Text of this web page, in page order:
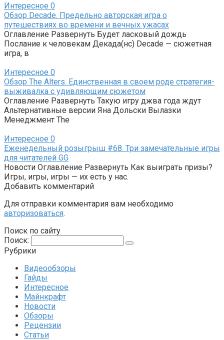
Интересное 0
Обзор Decade. Предельно авторская игра о
путешествиях во времени и вечных ужасах
Оглавление Развернуть Будет ласковый дождь
Послание к человекам Декада(нс) Decade — сюжетная
игра, в
Интересное 0
Обзор The Alters. Единственная в своем роде стратегия-
выживалка с удивляющим сюжетом
Оглавление Развернуть Такую игру джва года ждут
Альтернативные версии Яна Дольски Вылазки
Менеджмент The
Интересное 0
Еженедельный розыгрыш #68. Три замечательные игры
для читателей GG
Новости Оглавление Развернуть Как выиграть призы?
Игры, игры, игры — их есть у нас.
Добавить комментарий
Для отправки комментария вам необходимо
авторизоваться.
Поиск по сайту
Поиск:
Рубрики
Видеообзоры
Гайды
Интересное
Майнкрафт
Новости
Обзоры
Рецензии
Статьи